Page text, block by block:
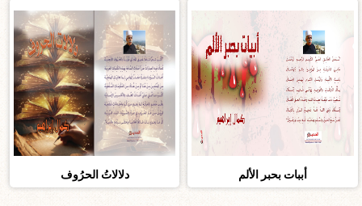
أببات بحبر الألم دلالاتُ الحرُوف